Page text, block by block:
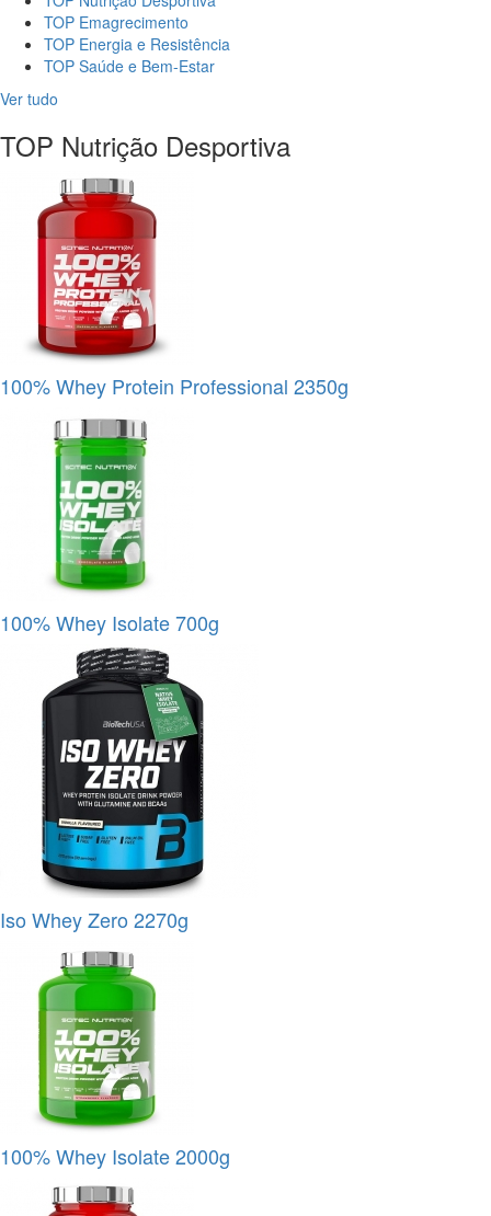
TOP Emagrecimento
TOP Energia e Resistência
TOP Saúde e Bem-Estar
Ver tudo
TOP Nutrição Desportiva
100% Whey Protein Professional 2350g
100% Whey Isolate 700g
Iso Whey Zero 2270g
100% Whey Isolate 2000g